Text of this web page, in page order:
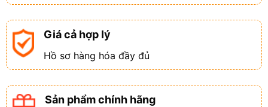
Giá cả hợp lý
Hồ sơ hàng hóa đầy đủ
Sản phẩm chính hãng